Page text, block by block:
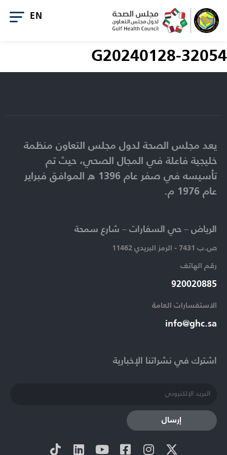
G20240128-32054
اشترك في نشراتنا الإخبارية​
إرسال
الرياض – حي السفارات – شارع سمحة​
ص.ب 7431 - الرمز البريدي 11462
رقم الهاتف​
920020885​
الاستفسارات العامة ​
info@ghc.sa​
يعد مجلس الصحة لدول مجلس التعاون منظمة
خليجية فاعلة في المجال الصحي، حيث تم
تأسيسه في صفر عام 1396 ه الموافق فبراير
عام 1976 م.